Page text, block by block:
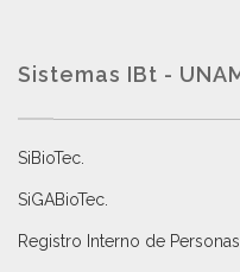
Sistemas IBt -
SiBioTec
SiGABioTec.
Registro Interno de Personas